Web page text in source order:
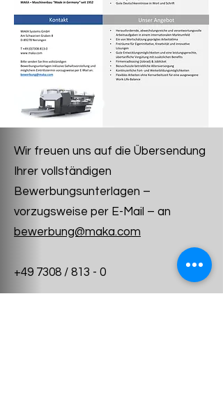
Wir freuen uns auf die Übersendung
Ihrer vollständigen
Bewerbungsunterlagen –
vorzugsweise per E-Mail – an
bewerbung@maka.com
+49 7308 / 813 - 0